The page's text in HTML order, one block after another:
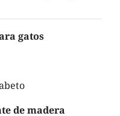
gatos
de madera